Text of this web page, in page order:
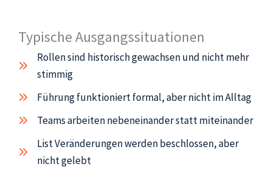
Typische Ausgangssituationen
Rollen sind historisch gewachsen und nicht mehr
stimmig
Führung funktioniert formal, aber nicht im Alltag
Teams arbeiten nebeneinander statt miteinander
List Veränderungen werden beschlossen, aber
nicht gelebt